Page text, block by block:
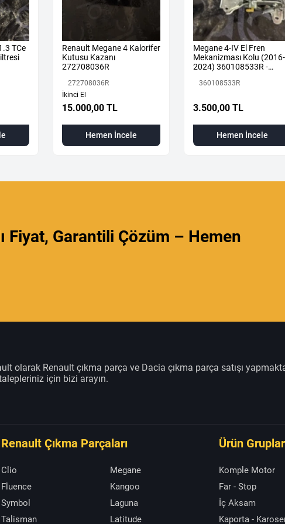
TCe
Renault Megane 4 Kalorifer
Kutusu Kazanı
272708036R
272708036R
İkinci El
15.000,00 TL
Hemen İncele
Megane 4-IV El Fren
Mekanizması Kolu (2016-
2024) 360108533R -
360108533R
3.500,00 TL
Hemen İncele
Fiyat, Garantili Çözüm – Hemen
olarak Renault çıkma parça ve Dacia çıkma parça satışı
için bizi arayın.
Renault Çıkma Parçaları
Clio
Megane
Fluence
Kangoo
Symbol
Laguna
Talisman
Latitude
Ürün
Komple Motor
Far - Stop
İç Aksam
Kaporta -